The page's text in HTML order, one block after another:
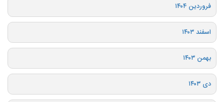
فروردین ۱۴۰۴
اسفند ۱۴۰۳
بهمن ۱۴۰۳
دی ۱۴۰۳